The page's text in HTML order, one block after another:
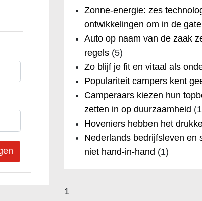
Zonne-energie: zes
ontwikkelingen om in de
Auto op naam van de zaak
regels(5)
Zo blijf je fit en vitaal als
Populariteit campers kent
Camperaars kiezen hun
zetten in op duurzaamheid
Hoveniers hebben het
Nederlands bedrijfsleven en
niet hand-in-hand (1)
1